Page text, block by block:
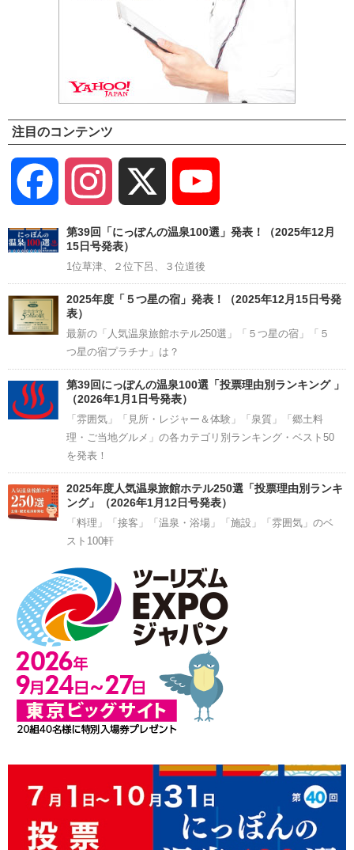
注目のコンテンツ
Facebook Instagram
Channel
第39回「にっぽんの温泉100選」発表！（2025年12月
15日号発表）
1位草津、２位下呂、３位道後
2025年度「５つ星の宿」発表！（2025年12月15日号発
表）
最新の「人気温泉旅館ホテル250選」「５つ星の宿」「５
つ星の宿プラチナ」は？
第39回にっぽんの温泉100選「投票理由別ランキング 」
（2026年1月1日号発表）
「雰囲気」「見所・レジャー＆体験」「泉質」「郷土料
理・ご当地グルメ」の各カテゴリ別ランキング・ベスト50
を発表！
2025年度人気温泉旅館ホテル250選「投票理由別ランキ
ング」（2026年1月12日号発表）
「料理」「接客」「温泉・浴場」「施設」「雰囲気」のベ
スト100軒